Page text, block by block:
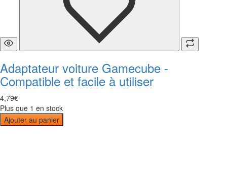
Adaptateur voiture Gamecube -
Compatible et facile à utiliser
4,79€
Plus que 1 en stock
Ajouter au panier